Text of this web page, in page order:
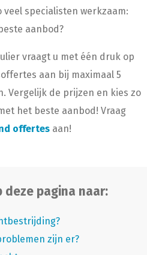
veel specialisten werkzaam:
aanbod?
vraagt u met één druk op
aan bij maximaal 5
Vergelijk de prijzen en kies zo
het beste aanbod! Vraag
offertes aan!
deze pagina naar:
zijn er?